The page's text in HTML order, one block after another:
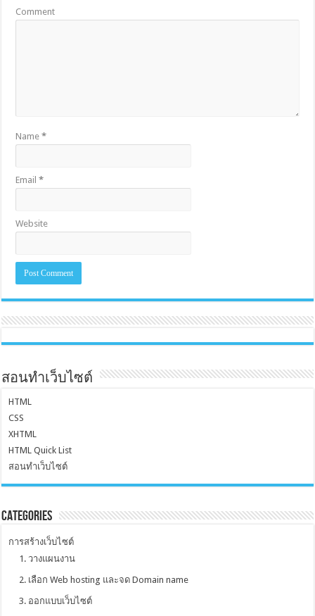
Comment
Name*
Email*
Website
สอนทำเว็บไซต์
HTML
CSS
XHTML
HTML Quick List
สอนทำเว็บไซต์
Categories
การสร้างเว็บไซต์
1. วางแผนงาน
2. เลือก Web hosting และจด Domain name
3. ออกแบบเว็บไซต์